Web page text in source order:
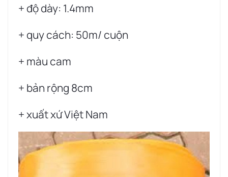
+ độ dày: 1.4mm
+ quy cách: 50m/ cuộn
+ màu cam
+ bản rộng 8cm
+ xuất xứ Việt Nam